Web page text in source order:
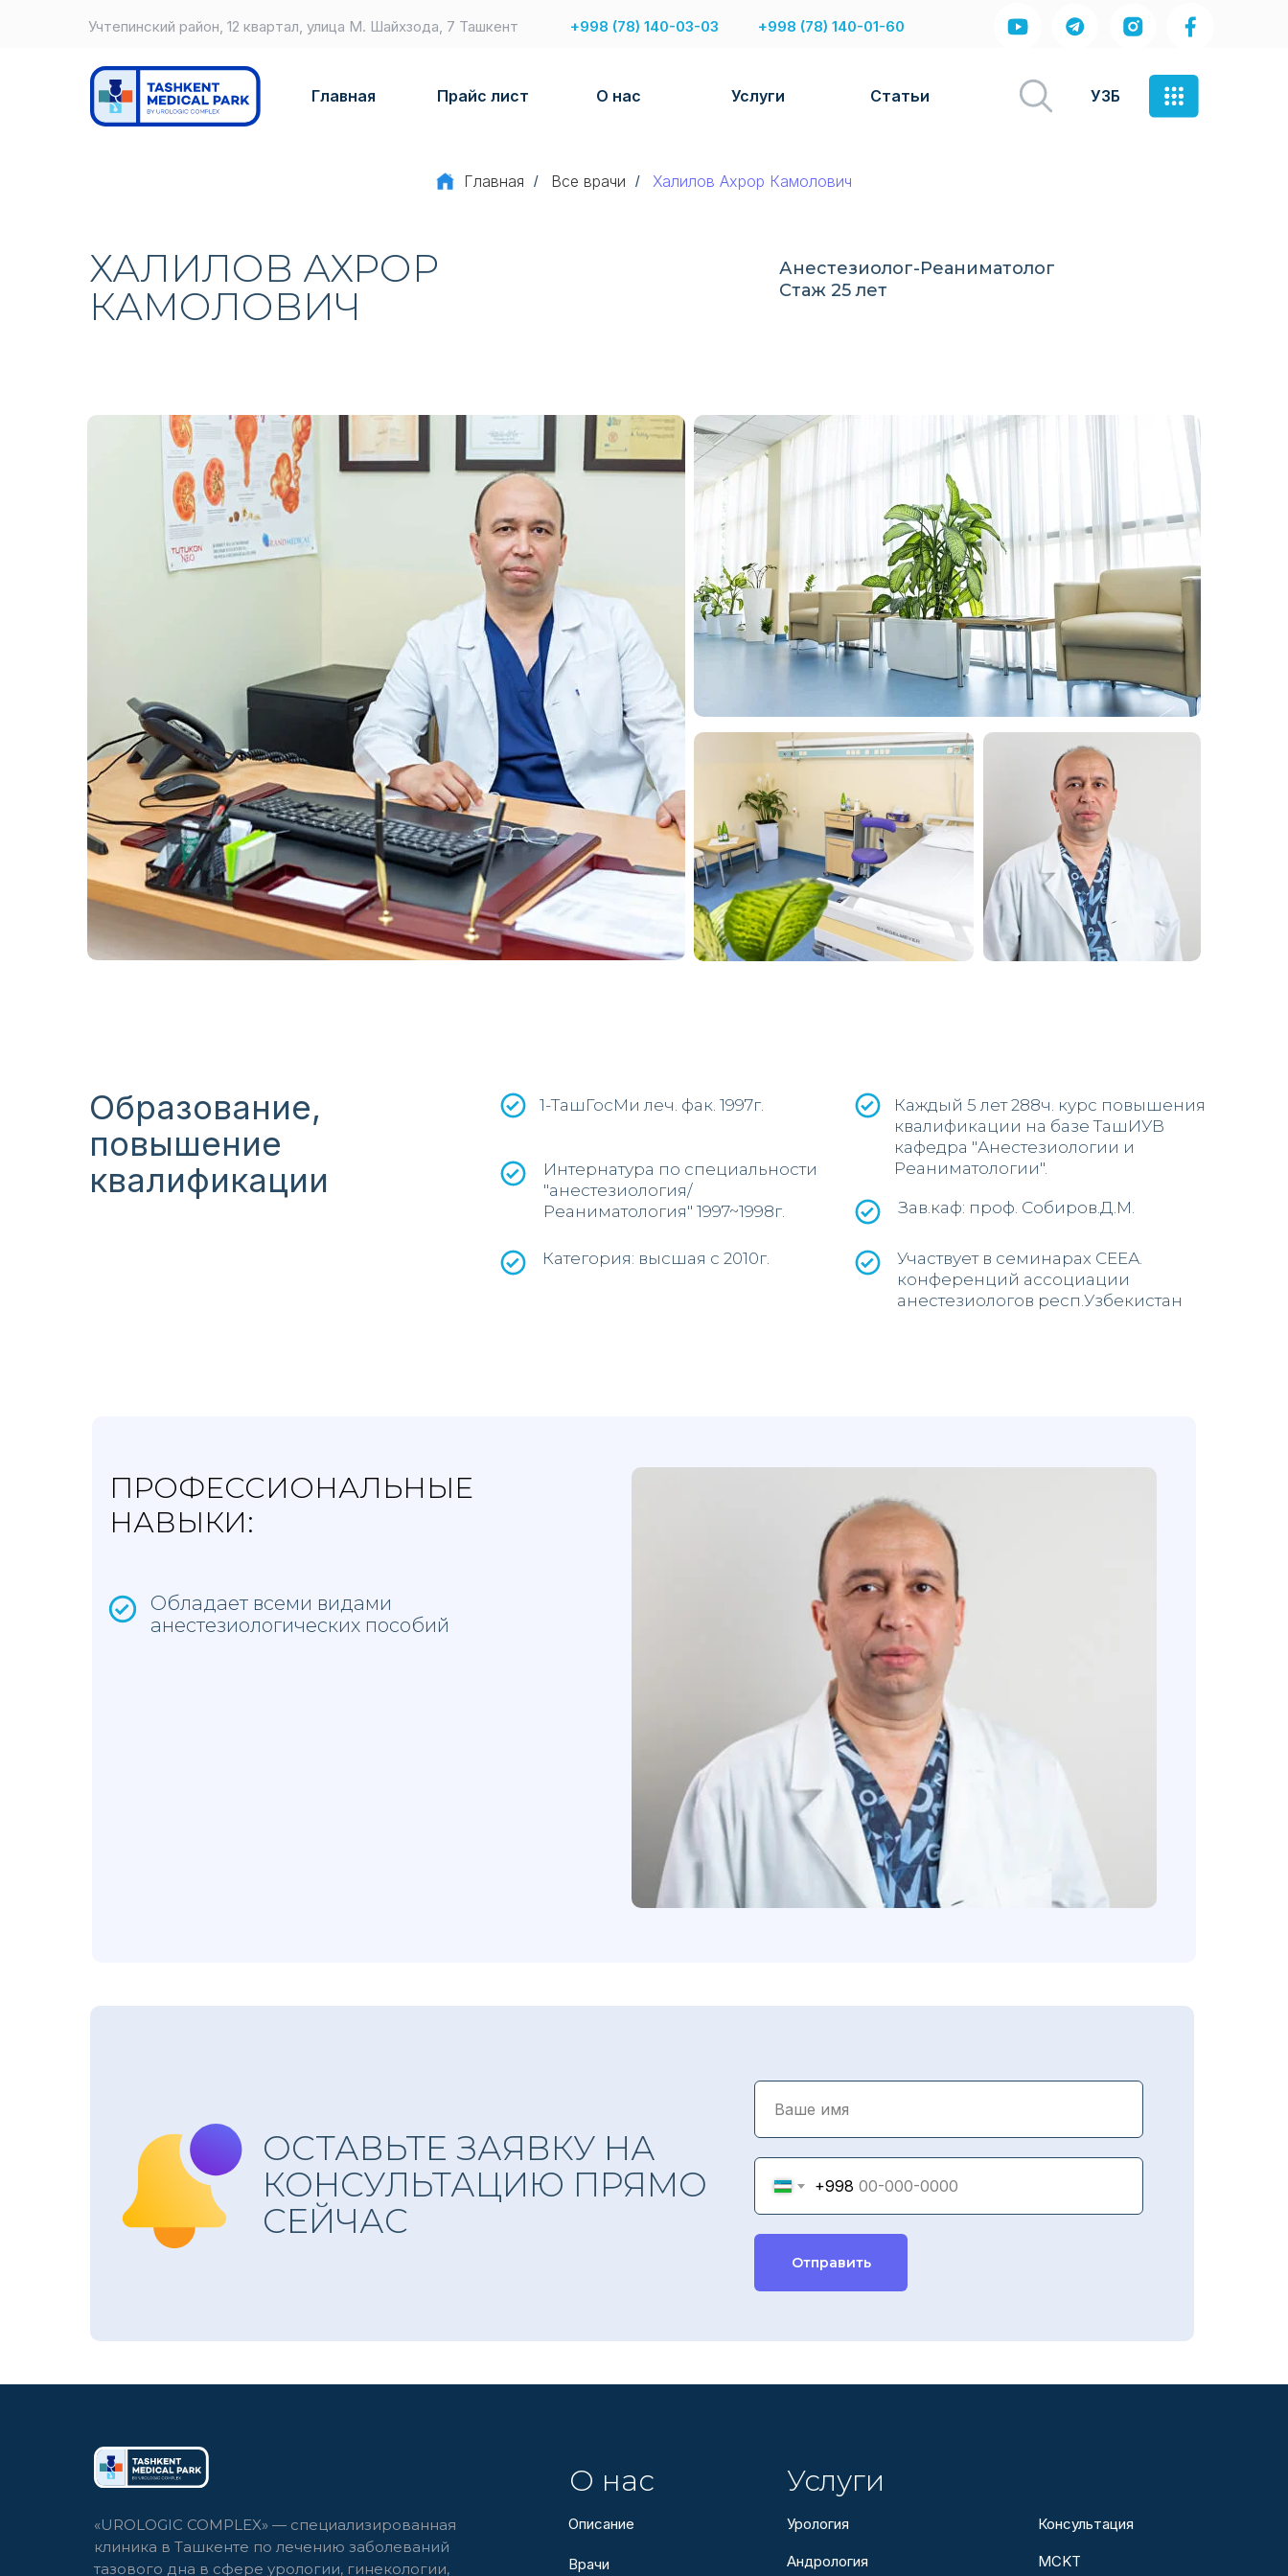
Учтепинский район, 12 квартал, улица М. Шайхзода, 7 Ташкент +998 (78) 140-03-03 +998 (78) 140-01-60
Главная Прайс лист О нас Услуги Статьи УЗБ
Главная / Все врачи / Халилов Ахрор Камолович
ХАЛИЛОВ АХРОР
КАМОЛОВИЧ
Анестезиолог-Реаниматолог
Стаж 25 лет
Образование,
повышение
квалификации
1-ТашГосМи леч. фак. 1997г.
Интернатура по специальности
"анестезиология/
Реаниматология" 1997~1998г.
Категория: высшая с 2010г.
Каждый 5 лет 288ч. курс повышения
квалификации на базе ТашИУВ
кафедра "Анестезиологии и
Реаниматологии".
Зав.каф: проф. Собиров.Д.М.
Участвует в семинарах СЕЕА.
конференций ассоциации
анестезиологов респ.Узбекистан
Обладает всеми видами
анестезиологических пособий
ПРОФЕССИОНАЛЬНЫЕ
НАВЫКИ:
ОСТАВЬТЕ ЗАЯВКУ НА
КОНСУЛЬТАЦИЮ ПРЯМО
СЕЙЧАС
+998
Отправить
«UROLOGIC COMPLEX» — специализированная
клиника в Ташкенте по лечению заболеваний
тазового дна в сфере урологии, гинекологии,
О нас
Описание
Врачи
Урология
Андрология
Услуги
Консультация
МСKТ